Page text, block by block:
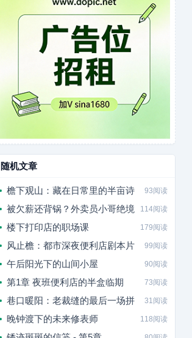
随机文章
檐下观山：藏在日常里的半亩诗 93阅读
被欠薪还背锅？外卖员小哥绝境 114阅读
楼下打印店的职场课 179阅读
风止檐：都市深夜便利店剧本片 99阅读
午后阳光下的山间小屋 90阅读
第1章 夜班便利店的半盒临期 73阅读
巷口暖阳：老裁缝的最后一场拼 31阅读
晚钟渡下的未来修表师 118阅读